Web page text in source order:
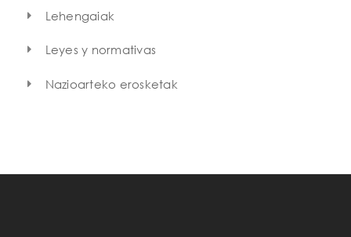
Lehengaiak
Leyes y normativas
Nazioarteko erosketak